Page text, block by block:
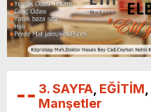
3. SAYFA EĞİTİM
Manşetler